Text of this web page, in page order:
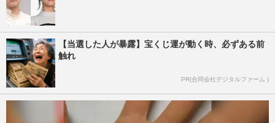
【当選した人が暴露】宝くじ運が動く時、必ずある前
触れ
PR(合同会社デジタルファーム )